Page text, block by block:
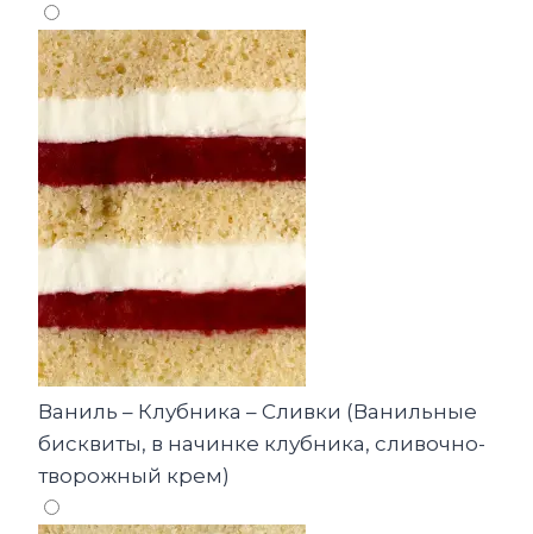
Ваниль – Клубника – Сливки (Ванильные
бисквиты, в начинке клубника, сливочно-
творожный крем)